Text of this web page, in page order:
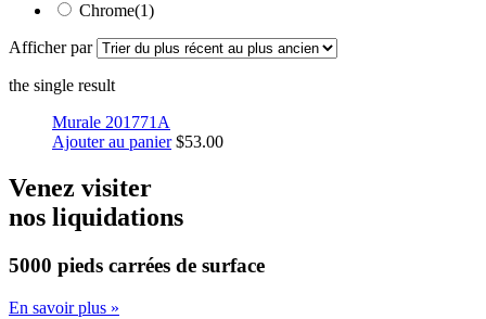
Chrome(1)
Afficher par
the single result
Murale 201771A
Ajouter au panier $53.00
Venez visiter
nos liquidations
5000 pieds carrées de surface
En savoir plus »